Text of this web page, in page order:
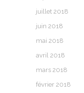
juillet 2018
juin 2018
mai 2018
avril 2018
mars 2018
février 2018